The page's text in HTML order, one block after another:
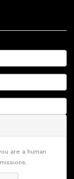
are a human